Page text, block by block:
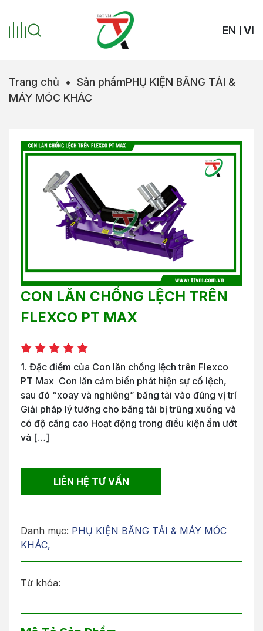
EN VI
Trang chủ • Sản phẩmPHỤ KIỆN BĂNG TẢI &
MÁY MÓC KHÁC
CON LĂN CHỐNG LỆCH TRÊN
FLEXCO PT MAX
1. Đặc điểm của Con lăn chống lệch trên Flexco
PT Max Con lăn cảm biến phát hiện sự cố lệch,
sau đó “xoay và nghiêng” băng tải vào đúng vị trí
Giải pháp lý tưởng cho băng tải bị trũng xuống và
có độ căng cao Hoạt động trong điều kiện ẩm ướt
và […]
LIÊN HỆ TƯ VẤN
Danh mục: PHỤ KIỆN BĂNG TẢI & MÁY MÓC
KHÁC,
Từ khóa: